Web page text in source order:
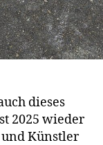
dieses
2025 wieder
Künstler